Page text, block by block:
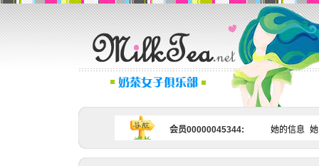
会员00000045344: 她的信息